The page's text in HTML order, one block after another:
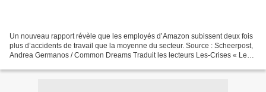
Un nouveau rapport révèle que les employés d’Amazon subissent deux fois
plus d’accidents de travail que la moyenne du secteur. Source : Scheerpost,
Andrea Germanos / Common Dreams Traduit les lecteurs Les-Crises « Le